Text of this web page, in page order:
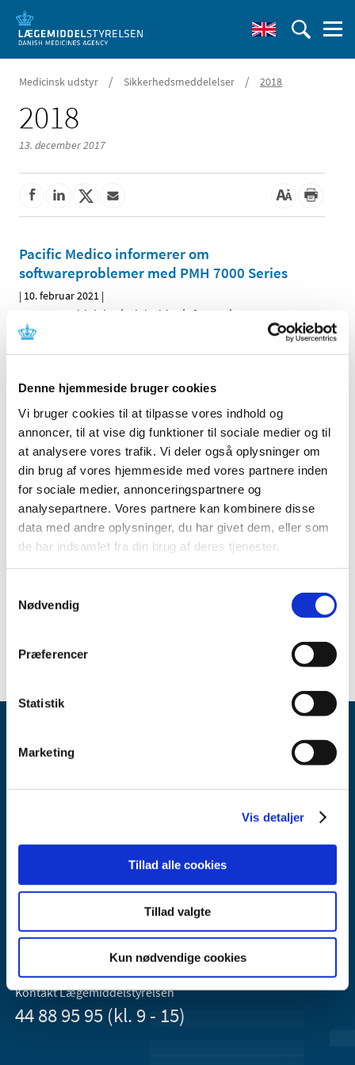
Denne hjemmeside bruger cookies
Vi bruger cookies til at tilpasse vores indhold og
annoncer, til at vise dig funktioner til sociale medier og til
at analysere vores trafik. Vi deler også oplysninger om
din brug af vores hjemmeside med vores partnere inden
for sociale medier, annonceringspartnere og
analysepartnere. Vores partnere kan kombinere disse
data med andre oplysninger, du har givet dem, eller som
de har indsamlet fra din brug af deres tjenester.
Nødvendig
Præferencer
Statistik
Marketing
Vis detaljer
Tillad alle cookies
Tillad valgte
Kun nødvendige cookies
Medicinsk udstyr / Sikkerhedsmeddelelser / 2018
2018
13. december 2017
Pacific Medico informerer om
softwareproblemer med PMH 7000 Series
| 10. februar 2021 |
Denne meddelelse indeholder information om en
opdatering af udstyrets vejledning.
Alle (447)
TID
2021 (1)
februar (1)
2018 (412)
Axel Heides Gade 1
Email:dkma@dkma.dk
Sundheds- og Kirkeministeriet.
Kontakt Lægemiddelstyrelsen
44 88 95 95 (kl. 9 - 15)